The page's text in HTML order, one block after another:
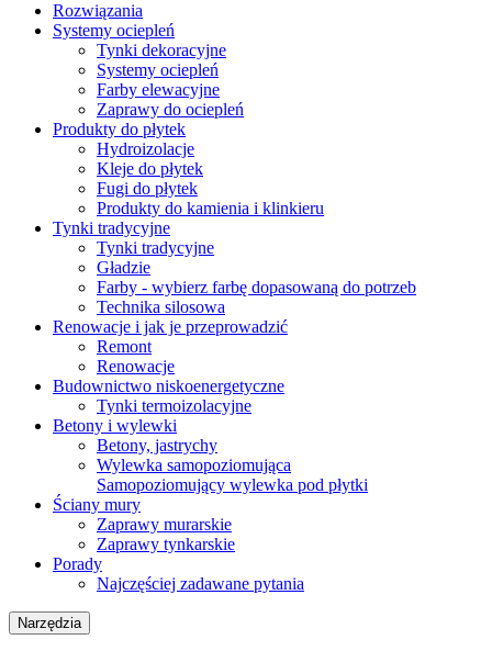
Rozwiązania
Systemy ociepleń
Tynki dekoracyjne
Systemy ociepleń
Farby elewacyjne
Zaprawy do ociepleń
Produkty do płytek
Hydroizolacje
Kleje do płytek
Fugi do płytek
Produkty do kamienia i klinkieru
Tynki tradycyjne
Tynki tradycyjne
Gładzie
Farby - wybierz farbę dopasowaną do potrzeb
Technika silosowa
Renowacje i jak je przeprowadzić
Remont
Renowacje
Budownictwo niskoenergetyczne
Tynki termoizolacyjne
Betony i wylewki
Betony, jastrychy
Wylewka samopoziomująca
Samopoziomujący wylewka pod płytki
Ściany mury
Zaprawy murarskie
Zaprawy tynkarskie
Porady
Najczęściej zadawane pytania
Narzędzia